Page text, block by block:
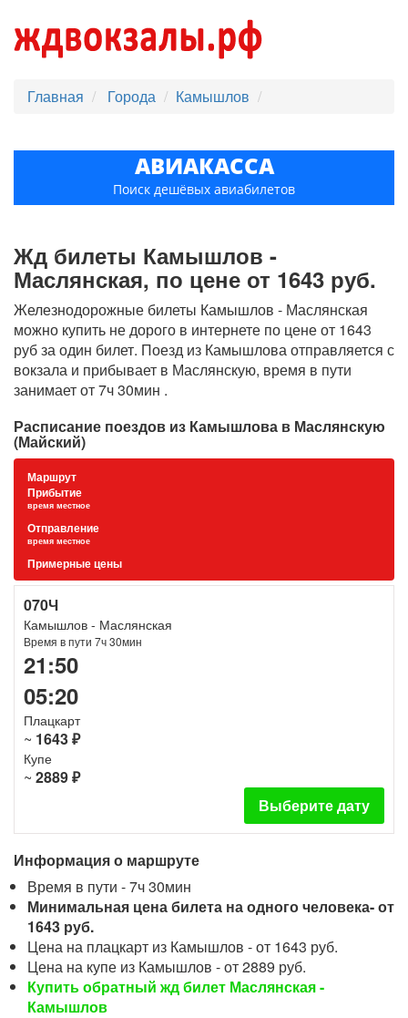
Главная Города Камышлов
АВИАКАССА
Поиск дешёвых авиабилетов
Жд билеты Камышлов -
Маслянская, по цене от 1643 руб.
Железнодорожные билеты Камышлов - Маслянская
можно купить не дорого в интернете по цене от 1643
руб за один билет. Поезд из Камышлова отправляется с
вокзала и прибывает в Маслянскую, время в пути
занимает от 7ч 30мин .
Расписание поездов из Камышлова в Маслянскую
(Майский)
Маршрут
Прибытие
время местное
Отправление
время местное
Примерные цены
070Ч
Камышлов - Маслянская
Время в пути 7ч 30мин
21:50
05:20
Плацкарт
~ 1643 ₽
Купе
~ 2889 ₽
Выберите дату
Информация о маршруте
Время в пути - 7ч 30мин
Минимальная цена билета на одного человека- от
1643 руб.
Цена на плацкарт из Камышлов - от 1643 руб.
Цена на купе из Камышлов - от 2889 руб.
Купить обратный жд билет Маслянская -
Камышлов